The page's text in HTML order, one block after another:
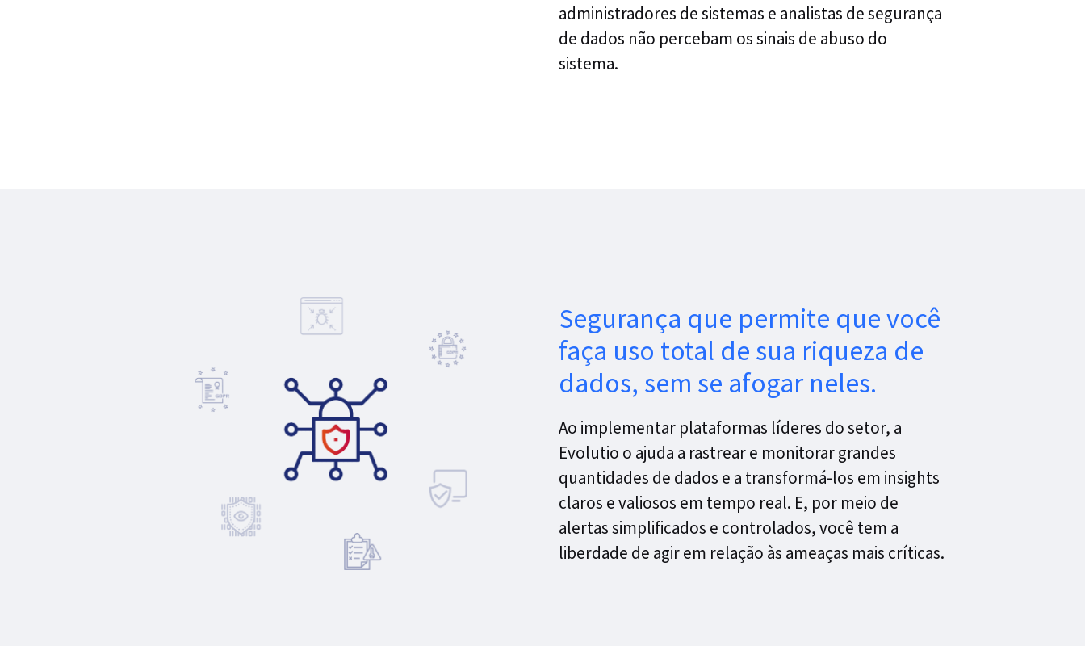
administradores de sistemas e analistas de segurança
de dados não percebam os sinais de abuso do
sistema.
Segurança que permite que você
faça uso total de sua riqueza de
dados, sem se afogar neles.
Ao implementar plataformas líderes do setor, a
Evolutio o ajuda a rastrear e monitorar grandes
quantidades de dados e a transformá-los em insights
claros e valiosos em tempo real. E, por meio de
alertas simplificados e controlados, você tem a
liberdade de agir em relação às ameaças mais críticas.